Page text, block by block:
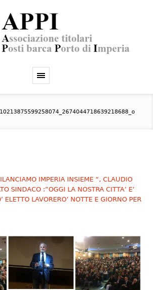
IMPERIA INSIEME “, CLAUDIO
SINDACO :”OGGI LA NOSTRA CITTA’ E’
ELETTO LAVORERO’ NOTTE E GIORNO PER